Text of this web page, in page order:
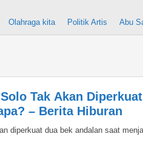
Olahraga kita Politik Artis Abu
Tak Akan
– Berita Hiburan
diperkuat dua bek andalan saat